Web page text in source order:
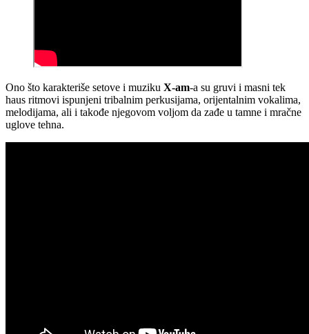
Ono što karakteriše setove i muziku X-am-a su gruvi i masni tek
haus ritmovi ispunjeni tribalnim perkusijama, orijentalnim vokalima,
melodijama, ali i takođe njegovom voljom da zađe u tamne i mračne
uglove tehna.